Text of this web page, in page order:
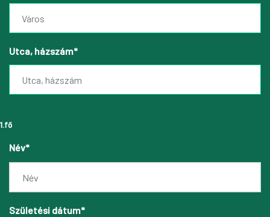
Utca, házszám*
1.fő
Név*
Születési dátum*